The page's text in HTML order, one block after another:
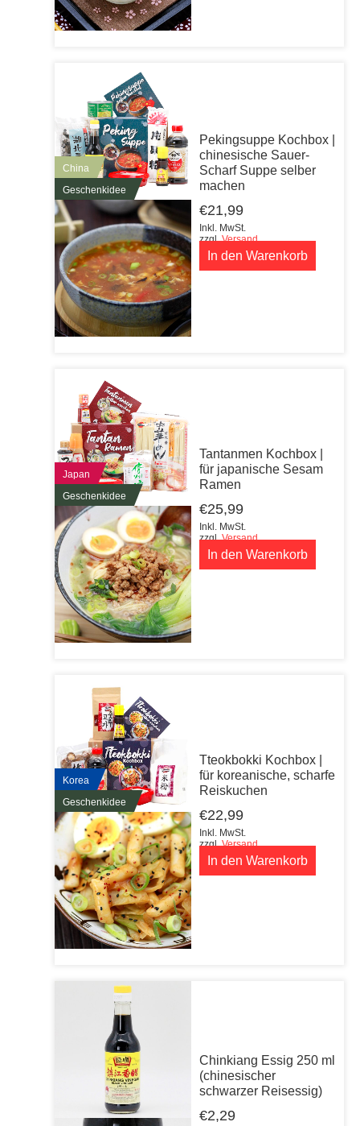
China
Geschenkidee
Pekingsuppe Kochbox |
chinesische Sauer-
Scharf Suppe selber
machen
€21,99
Inkl. MwSt.
zzgl.Versand
In den Warenkorb
Japan
Geschenkidee
Tantanmen Kochbox |
für japanische Sesam
Ramen
€25,99
Inkl. MwSt.
zzgl.Versand
In den Warenkorb
Korea
Geschenkidee
Tteokbokki Kochbox |
für koreanische, scharfe
Reiskuchen
€22,99
Inkl. MwSt.
zzgl.Versand
In den Warenkorb
Chinkiang Essig 250 ml
(chinesischer
schwarzer Reisessig)
€2,29